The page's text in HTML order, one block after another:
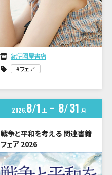
紀伊國屋書店
フェア
20268 1 土 8 31 月
戦争と平和を考える 関連書籍
フェア 2026